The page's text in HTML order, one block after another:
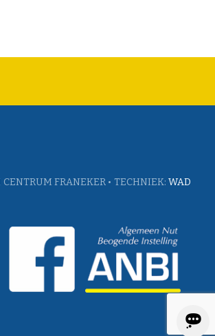
FRANEKER • TECHNIEK: WAD